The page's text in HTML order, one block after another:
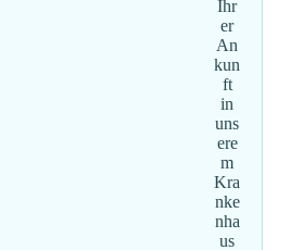
Ihr
er
An
kun
ft
in
uns
ere
m
Kra
nke
nha
us